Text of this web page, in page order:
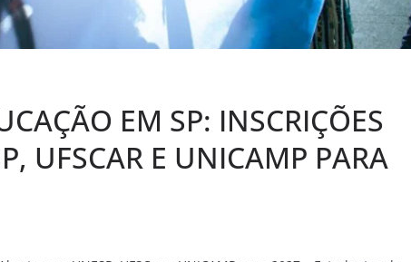
EM SP: INSCRIÇÕES
UFSCAR E UNICAMP PARA